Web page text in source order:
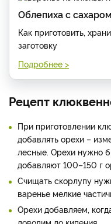
Облепиха с
Как приготовить,
заготовку
Подробнее >
Рецепт
При приготовлении
добавлять орехи –
лесные. Орехи нужно
добавляют 100–150 г
Счищать скорлупу
варенье мелкие
Орехи добавляем,